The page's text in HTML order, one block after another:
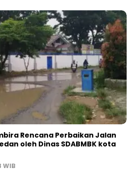
Rencana Perbaikan Jalan
oleh Dinas SDABMBK kota
WIB